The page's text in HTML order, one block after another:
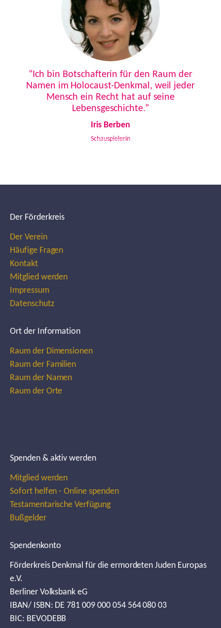
“Ich bin Botschafterin für den Raum der
Namen im Holocaust-Denkmal, weil jeder
Mensch ein Recht hat auf seine
Lebensgeschichte.”
Iris Berben
Schauspielerin
Der Förderkreis
Der Verein
Häufige Fragen
Kontakt
Mitglied werden
Impressum
Datenschutz
Ort der Information
Raum der Dimensionen
Raum der Familien
Raum der Namen
Raum der Orte
Spenden & aktiv werden
Mitglied werden
Sofort helfen - Online spenden
Testamentarische Verfügung
Bußgelder
Spendenkonto
Förderkreis Denkmal für die ermordeten Juden Europas
e.V.
Berliner Volksbank eG
IBAN/ ISBN: DE 781 009 000 054 564 080 03
BIC: BEVODEBB